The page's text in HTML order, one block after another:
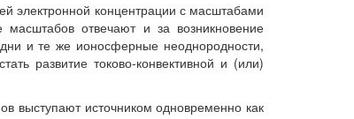
электронной концентрации с масштабами
отвечают и за возникновение
и те же ионосферные неоднородности,
развитие токово-конвективной и (или)
выступают источником одновременно как